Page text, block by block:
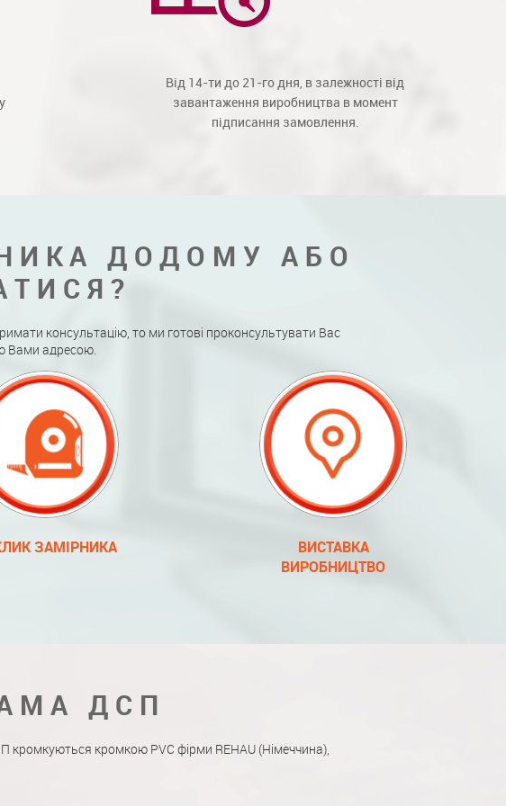
Від 14-ти до 21-го дня, в залежності від
завантаження виробництва в момент
підписання замовлення.
ДОДОМУ АБО
консультацію, то ми готові проконсультувати Вас
Вами адресою.
ЗАМІРНИКА
ВИСТАВКА
ВИРОБНИЦТВО
ДСП
кромкою PVC фірми REHAU (Німеччина),